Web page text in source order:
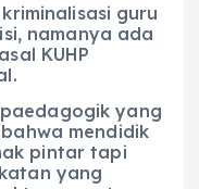
guru
namanya ada
KUHP
yang
mendidik
pintar tapi
yang